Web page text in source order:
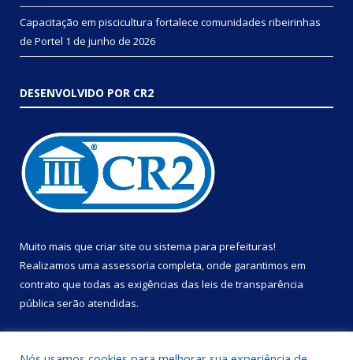
Capacitação em piscicultura fortalece comunidades ribeirinhas
de Portel 1 de junho de 2026
DESENVOLVIDO POR CR2
Muito mais que criar site ou sistema para prefeituras!
Realizamos uma assessoria completa, onde garantimos em
contrato que todas as exigências das leis de transparência
pública serão atendidas.